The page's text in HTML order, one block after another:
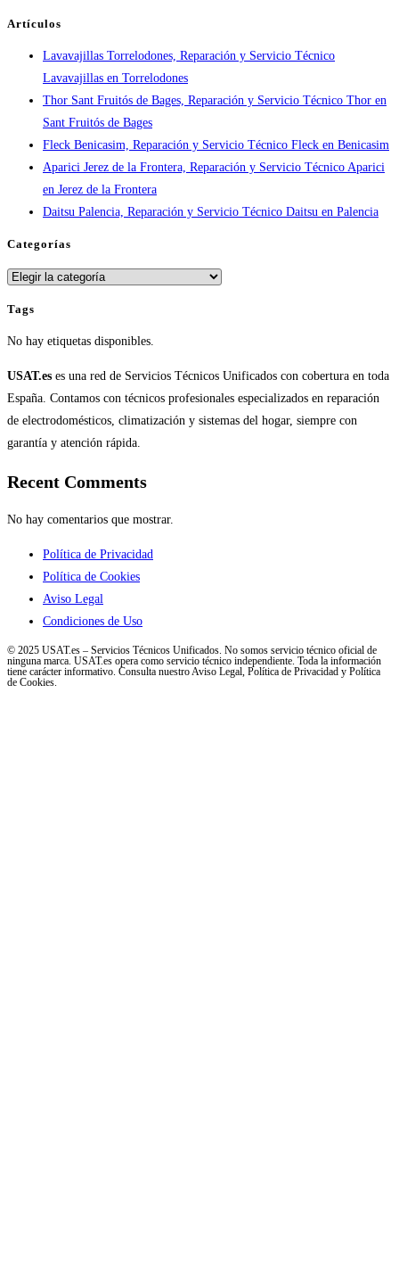
en
España
Artículos
Lavavajillas Torrelodones, Reparación y Servicio Técnico
Lavavajillas en Torrelodones
Thor Sant Fruitós de Bages, Reparación y Servicio Técnico Thor en
Sant Fruitós de Bages
Fleck Benicasim, Reparación y Servicio Técnico Fleck en Benicasim
Aparici Jerez de la Frontera, Reparación y Servicio Técnico Aparici
en Jerez de la Frontera
Daitsu Palencia, Reparación y Servicio Técnico Daitsu en Palencia
Categorías
Categorías
Tags
No hay etiquetas disponibles.
USAT.es es una red de Servicios Técnicos Unificados con cobertura en toda
España. Contamos con técnicos profesionales especializados en reparación
de electrodomésticos, climatización y sistemas del hogar, siempre con
garantía y atención rápida.
Recent Comments
No hay comentarios que mostrar.
Política de Privacidad
Política de Cookies
Aviso Legal
Condiciones de Uso
© 2025 USAT.es – Servicios Técnicos Unificados. No somos servicio técnico oficial de
ninguna marca. USAT.es opera como servicio técnico independiente. Toda la información
tiene carácter informativo. Consulta nuestro Aviso Legal, Política de Privacidad y Política
de Cookies.